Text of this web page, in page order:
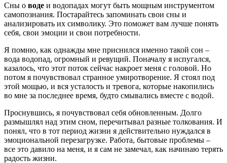
Сны о воде и водопадах могут быть мощным инструментом
самопознания. Постарайтесь запоминать свои сны и
анализировать их символику. Это поможет вам лучше понять
себя, свои эмоции и свои потребности.
Я помню, как однажды мне приснился именно такой сон –
вода водопад, огромный и ревущий. Поначалу я испугался,
казалось, что этот поток сейчас накроет меня с головой. Но
потом я почувствовал странное умиротворение. Я стоял под
этой мощью, и вся усталость и тревога, которые накопились
во мне за последнее время, будто смывались вместе с водой.
Проснувшись, я почувствовал себя обновленным. Долго
размышлял над этим сном, перечитывал разные толкования. И
понял, что в тот период жизни я действительно нуждался в
эмоциональной перезагрузке. Работа, бытовые проблемы –
все это давило на меня, и я сам не замечал, как начинаю терять
радость жизни.